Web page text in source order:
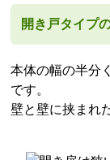
開き戸タイプ
本体の幅の半分
です。
壁と壁に挟まれ